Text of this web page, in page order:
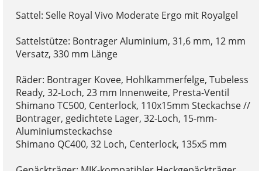
Sattel: Selle Royal Vivo Moderate Ergo mit Royalgel
Sattelstütze: Bontrager Aluminium, 31,6 mm, 12 mm
Versatz, 330 mm Länge
Räder: Bontrager Kovee, Hohlkammerfelge, Tubeless
Ready, 32-Loch, 23 mm Innenweite, Presta-Ventil
Shimano TC500, Centerlock, 110x15mm Steckachse //
Bontrager, gedichtete Lager, 32-Loch, 15-mm-
Aluminiumsteckachse
Shimano QC400, 32 Loch, Centerlock, 135x5 mm